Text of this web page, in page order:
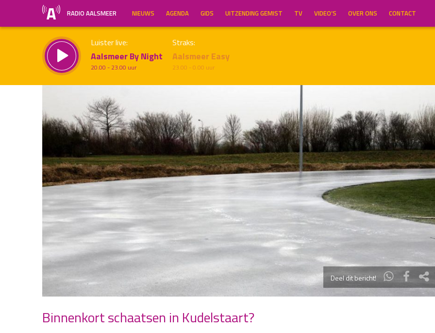
RADIO AALSMEER NIEUWS AGENDA GIDS UITZENDING GEMIST TV VIDEO’S OVER ONS CONTACT
Luister live:
Aalsmeer By Night
20.00 - 23.00 uur
Straks:
Aalsmeer Easy
23.00 - 0.00 uur
Inklappen
Deel dit bericht!
Binnenkort schaatsen in Kudelstaart?